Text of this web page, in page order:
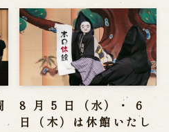
e-mail form
8 月 5 日（水）・ 6
日（木）は休館いたし